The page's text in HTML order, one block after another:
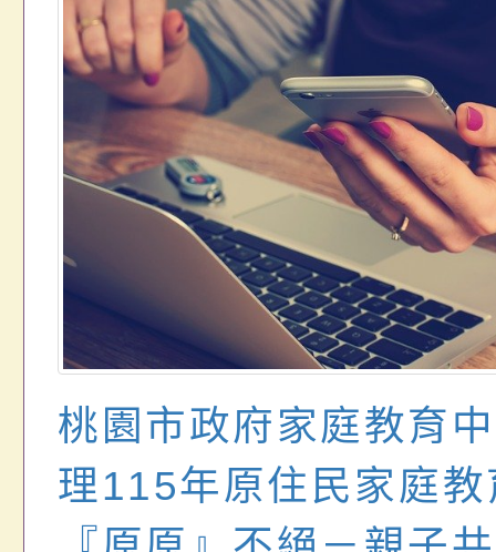
桃園市政府家庭教育
理115年原住民家庭